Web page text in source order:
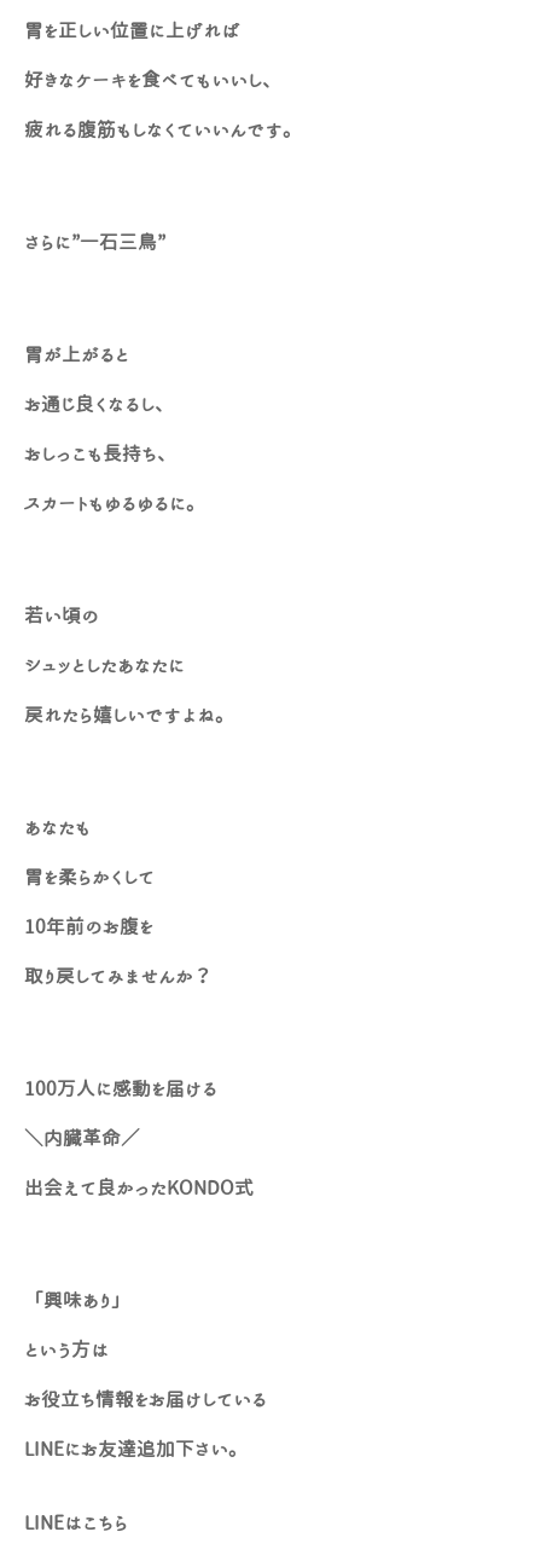
胃を正しい位置に上げれば
好きなケーキを食べてもいいし、
疲れる腹筋もしなくていいんです。
さらに”一石三鳥”
胃が上がると
お通じ良くなるし、
おしっこも長持ち、
スカートもゆるゆるに。
若い頃の
シュッとしたあなたに
戻れたら嬉しいですよね。
あなたも
胃を柔らかくして
10年前のお腹を
取り戻してみませんか？
100万人に感動を届ける
＼内臓革命／
出会えて良かったKONDO式
「興味あり」
という方は
お役立ち情報をお届けしている
LINEにお友達追加下さい。
LINEはこちら